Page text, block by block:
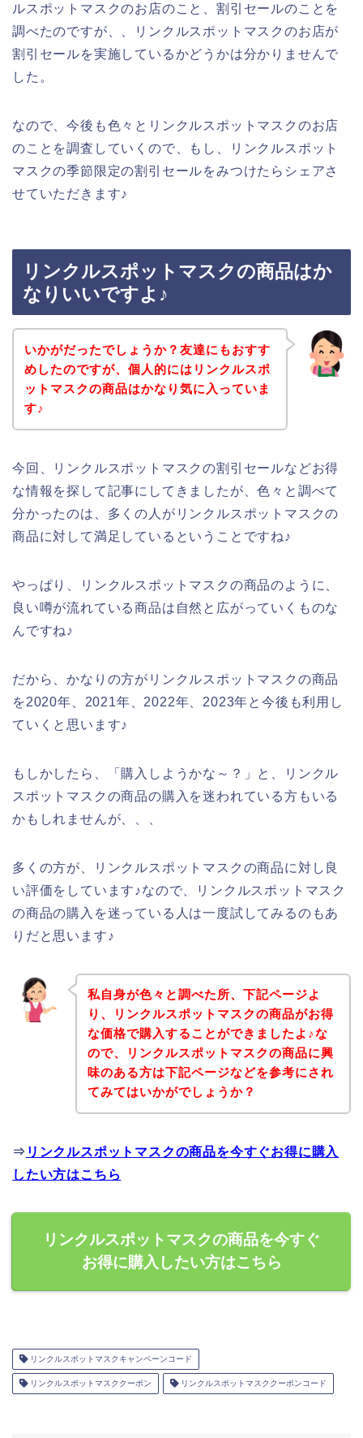
ルスポットマスクのお店のこと、割引セールのことを
調べたのですが、、リンクルスポットマスクのお店が
割引セールを実施しているかどうかは分かりませんで
した。
なので、今後も色々とリンクルスポットマスクのお店
のことを調査していくので、もし、リンクルスポット
マスクの季節限定の割引セールをみつけたらシェアさ
せていただきます♪
リンクルスポットマスクの商品はか
なりいいですよ♪
いかがだったでしょうか？友達にもおすす
めしたのですが、個人的にはリンクルスポ
ットマスクの商品はかなり気に入っていま
す♪
今回、リンクルスポットマスクの割引セールなどお得
な情報を探して記事にしてきましたが、色々と調べて
分かったのは、多くの人がリンクルスポットマスクの
商品に対して満足しているということですね♪
やっぱり、リンクルスポットマスクの商品のように、
良い噂が流れている商品は自然と広がっていくものな
んですね♪
だから、かなりの方がリンクルスポットマスクの商品
を2020年、2021年、2022年、2023年と今後も利用し
ていくと思います♪
もしかしたら、「購入しようかな～？」と、リンクル
スポットマスクの商品の購入を迷われている方もいる
かもしれませんが、、、
多くの方が、リンクルスポットマスクの商品に対し良
い評価をしています♪なので、リンクルスポットマスク
の商品の購入を迷っている人は一度試してみるのもあ
りだと思います♪
私自身が色々と調べた所、下記ページよ
り、リンクルスポットマスクの商品がお得
な価格で購入することができましたよ♪な
ので、リンクルスポットマスクの商品に興
味のある方は下記ページなどを参考にされ
てみてはいかがでしょうか？
⇒ リンクルスポットマスクの商品を今すぐお得に購入
したい方はこちら
リンクルスポットマスクの商品を今すぐ
お得に購入したい方はこちら
リンクルスポットマスクキャンペーンコード
リンクルスポットマスククーポン リンクルスポットマスククーポンコード